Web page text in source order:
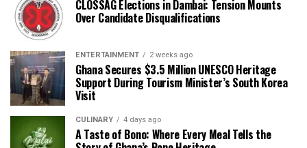
CLOSSAG Elections in Dambai: Tension Mounts
Over Candidate Disqualifications
ENTERTAINMENT 2 weeks ago
Ghana Secures $3.5 Million UNESCO Heritage
Support During Tourism Minister’s South Korea
Visit
CULINARY 4 days ago
A Taste of Bono: Where Every Meal Tells the